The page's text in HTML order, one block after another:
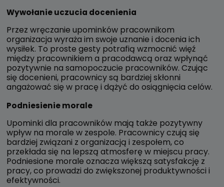
Wywołanie uczucia docenienia
Przez wręczanie upominków pracownikom
organizacja wyraża im swoje uznanie i docenia ich
wysiłek. To proste gesty potrafią wzmocnić więź
między pracownikiem a pracodawcą oraz wpłynąć
pozytywnie na samopoczucie pracowników. Czując
się docenieni, pracownicy są bardziej skłonni
angażować się w pracę i dążyć do osiągnięcia celów.
Podniesienie morale
Upominki dla pracowników mają także pozytywny
wpływ na morale w zespole. Pracownicy czują się
bardziej związani z organizacją i zespołem, co
przekłada się na lepszą atmosferę w miejscu pracy.
Podniesione morale oznacza większą satysfakcję z
pracy, co prowadzi do zwiększonej produktywności i
efektywności.